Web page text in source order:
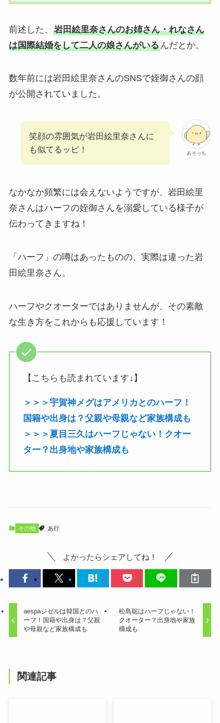
前述した、 岩田絵里奈さんのお姉さん・れなさん
は国際結婚をして二人の娘さんがいるんだとか。
数年前には岩田絵里奈さんのSNSで姪御さんの顔
が公開されていました。
あそっち
笑顔の雰囲気が岩田絵里奈さんに
も似てるッピ！
なかなか頻繁には会えないようですが、岩田絵里
奈さんはハーフの姪御さんを溺愛している様子が
伝わってきますね！
「ハーフ」の噂はあったものの、実際は違った岩
田絵里奈さん。
ハーフやクオーターではありませんが、その素敵
な生き方をこれからも応援しています！
【こちらも読まれています↓】
＞＞＞宇賀神メグはアメリカとのハーフ！
国籍や出身は？父親や母親など家族構成も
＞＞＞夏目三久はハーフじゃない！クオー
ター？出身地や家族構成も
その他 あ行
よかったらシェアしてね！
aespaジゼルは韓国とのハ
ーフ！国籍や出身は？父親
や母親など家族構成も
松島聡はハーフじゃない！
クオーター？出身地や家族
構成も
関連記事